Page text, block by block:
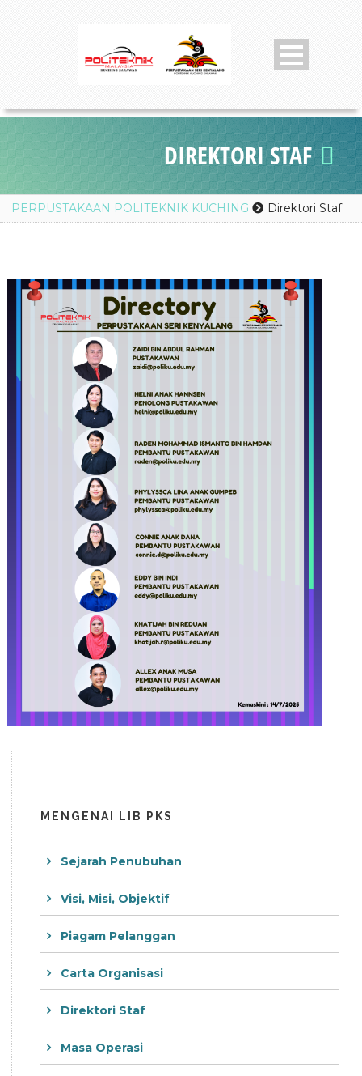
DIREKTORI STAF
PERPUSTAKAAN POLITEKNIK KUCHING Direktori Staf
MENGENAI LIB PKS
Sejarah Penubuhan
Visi, Misi, Objektif
Piagam Pelanggan
Carta Organisasi
Direktori Staf
Masa Operasi